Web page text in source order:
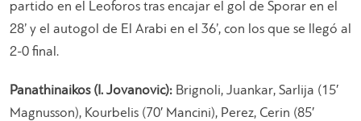
partido en el Leoforos tras encajar el gol de Sporar en el
28’ y el autogol de El Arabi en el 36’, con los que se llegó al
2-0 final.
Panathinaikos (I. Jovanovic): Brignoli, Juankar, Sarlija (15′
Magnusson), Kourbelis (70′ Mancini), Perez, Cerin (85′